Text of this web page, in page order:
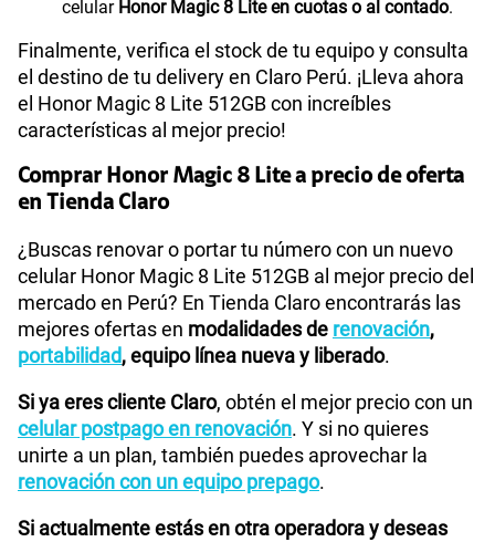
celular Honor Magic 8 Lite en cuotas o al contado.
Finalmente, verifica el stock de tu equipo y consulta
el destino de tu delivery en Claro Perú. ¡Lleva ahora
el Honor Magic 8 Lite 512GB con increíbles
características al mejor precio!
Comprar Honor Magic 8 Lite a precio de oferta
en Tienda Claro
¿Buscas renovar o portar tu número con un nuevo
celular Honor Magic 8 Lite 512GB al mejor precio del
mercado en Perú? En Tienda Claro encontrarás las
mejores ofertas en modalidades de renovación,
portabilidad, equipo línea nueva y liberado.
Si ya eres cliente Claro, obtén el mejor precio con un
celular postpago en renovación. Y si no quieres
unirte a un plan, también puedes aprovechar la
renovación con un equipo prepago.
Si actualmente estás en otra operadora y deseas